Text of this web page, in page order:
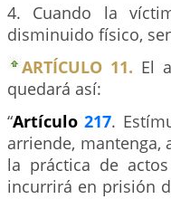
4. Cuando la
disminuido físico,
ARTÍCULO 11. El
quedará así:
“Artículo217.
arriende,
la práctica de
incurrirá en prisión